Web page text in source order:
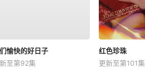
愉快的好日子
至第92集
红色珍珠
更新至第101集